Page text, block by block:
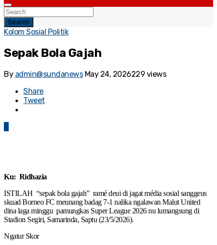
Search
Kolom Sosial Politik
Sepak Bola Gajah
By admin@sundanews May 24, 2026229 views
Share
Tweet
Ku: Ridhazia
ISTILAH “sepak bola gajah” ramé deui di jagat média sosial sanggeus
skuad Borneo FC meunang badag 7-1 nalika ngalawan Malut United
dina laga minggu pamungkas Super League 2026 nu lumangsung di
Stadion Segiri, Samarinda, Saptu (23/5/2026).
Ngatur Skor